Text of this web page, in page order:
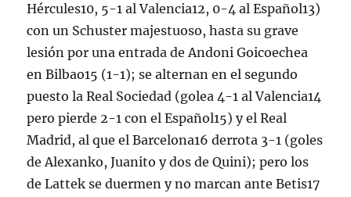
Hércules10, 5-1 al Valencia12, 0-4 al Español13)
con un Schuster majestuoso, hasta su grave
lesión por una entrada de Andoni Goicoechea
en Bilbao15 (1-1); se alternan en el segundo
puesto la Real Sociedad (golea 4-1 al Valencia14
pero pierde 2-1 con el Español15) y el Real
Madrid, al que el Barcelona16 derrota 3-1 (goles
de Alexanko, Juanito y dos de Quini); pero los
de Lattek se duermen y no marcan ante Betis17